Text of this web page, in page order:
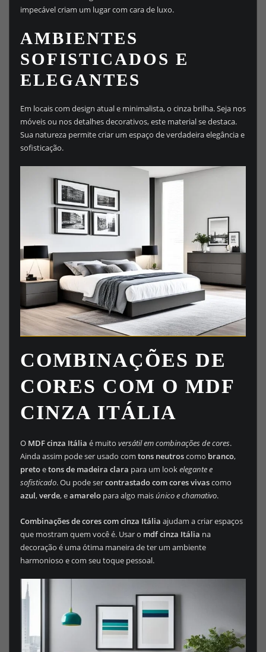
impecável criam um lugar com cara de luxo.
AMBIENTES
SOFISTICADOS E
ELEGANTES
Em locais com design atual e minimalista, o cinza brilha. Seja nos
móveis ou nos detalhes decorativos, este material se destaca.
Sua natureza permite criar um espaço de verdadeira elegância e
sofisticação.
COMBINAÇÕES DE
CORES COM O MDF
CINZA ITÁLIA
O MDF cinza Itália é muito versátil em combinações de cores.
Ainda assim pode ser usado com tons neutroscomo branco,
pretoetons de madeira clara para um lookelegante e
sofisticado. Ou pode sercontrastado com cores vivascomo
azul,verde, eamarelopara algo maisúnico e chamativo.
Combinações de cores com cinza Itália ajudam a criar espaços
que mostram quem você é. Usar o mdf cinza Itália na
decoração é uma ótima maneira de ter um ambiente
harmonioso e com seu toque pessoal.